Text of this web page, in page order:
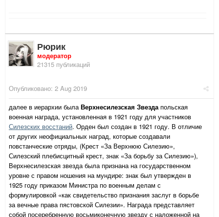
Рюрик
модератор
21315 публикаций
Опубликовано: 2 Aug 2019
далее в иерархии былаВерхнесилезская Звездапольская
военная награда, установленная в 1921 году для участников
Силезских восстаний. Орден был создан в 1921 году. В отличие
от других неофициальных наград, которые создавали
повстанческие отряды, (Крест «За Верхнюю Силезию»,
Силезский плебисцитный крест, знак «За борьбу за Силезию»),
Верхнесилезская звезда была признана на государственном
уровне с правом ношения на мундире: знак был утвержден в
1925 году приказом Министра по военным делам с
формулировкой «как свидетельство признания заслуг в борьбе
за вечные права пястовской Силезии». Награда представляет
собой посеребренную восьмиконечную звезду с наложенной на